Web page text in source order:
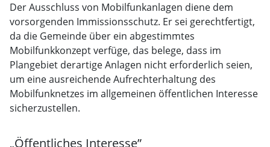
Der Ausschluss von Mobilfunkanlagen diene dem
vorsorgenden Immissionsschutz. Er sei gerechtfertigt,
da die Gemeinde über ein abgestimmtes
Mobilfunkkonzept verfüge, das belege, dass im
Plangebiet derartige Anlagen nicht erforderlich seien,
um eine ausreichende Aufrechterhaltung des
Mobilfunknetzes im allgemeinen öffentlichen Interesse
sicherzustellen.
„Öffentliches Interesse”